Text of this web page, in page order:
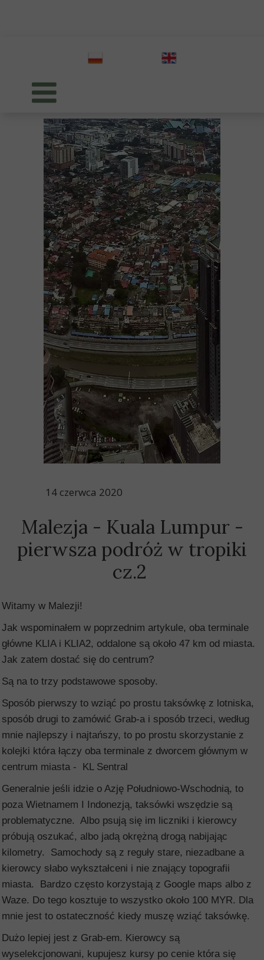
14 czerwca 2020
Malezja - Kuala Lumpur -
pierwsza podróż w tropiki
cz.2
Witamy w Malezji!
Jak wspominałem w poprzednim artykule, oba terminale
główne KLIA i KLIA2, oddalone są około 47 km od miasta.
Jak zatem dostać się do centrum?
Są na to trzy podstawowe sposoby.
Sposób pierwszy to wziąć po prostu taksówkę z lotniska,
sposób drugi to zamówić Grab-a i sposób trzeci, według
mnie najlepszy i najtańszy, to po prostu skorzystanie z
kolejki która łączy oba terminale z dworcem głównym w
centrum miasta - KL Sentral
Generalnie jeśli idzie o Azję Południowo-Wschodnią, to
poza Wietnamem I Indonezją, taksówki wszędzie są
problematyczne. Albo psują się im liczniki i kierowcy
próbują oszukać, albo jadą okrężną drogą nabijając
kilometry. Samochody są z reguły stare, niezadbane a
kierowcy słabo wykształceni i nie znający topografii
miasta. Bardzo często korzystają z Google maps albo z
Waze. Do tego kosztuje to wszystko około 100 MYR. Dla
mnie jest to ostateczność kiedy muszę wziąć taksówkę.
Dużo lepiej jest z Grab-em. Kierowcy są
wyselekcjonowani, kupujesz kursy po cenie która się